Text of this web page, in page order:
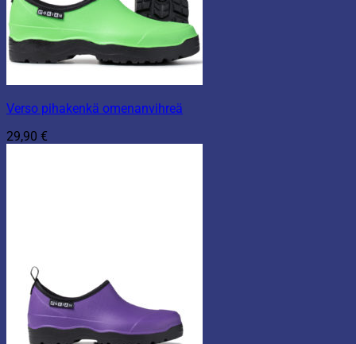
Verso pihakenkä omenanvihreä
29,90 €